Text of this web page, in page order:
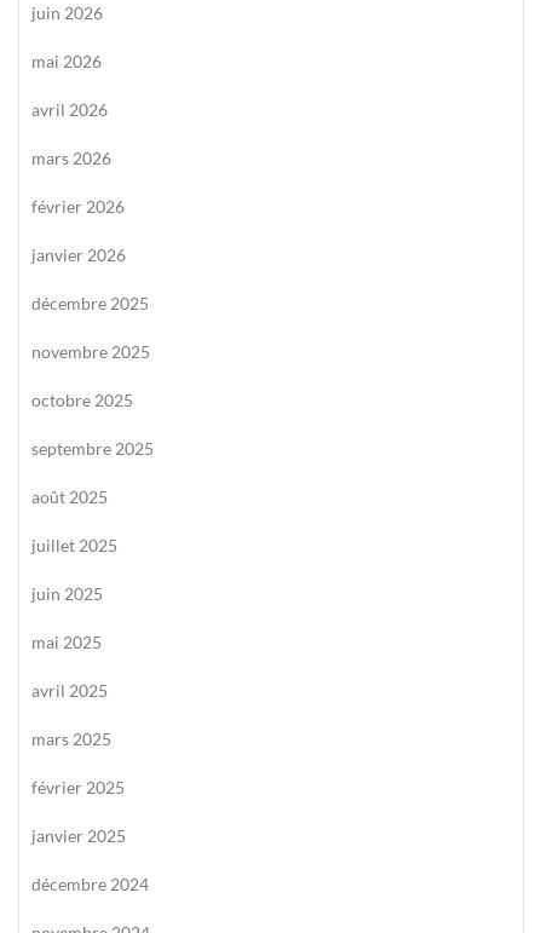
juin 2026
mai 2026
avril 2026
mars 2026
février 2026
janvier 2026
décembre 2025
novembre 2025
octobre 2025
septembre 2025
août 2025
juillet 2025
juin 2025
mai 2025
avril 2025
mars 2025
février 2025
janvier 2025
décembre 2024